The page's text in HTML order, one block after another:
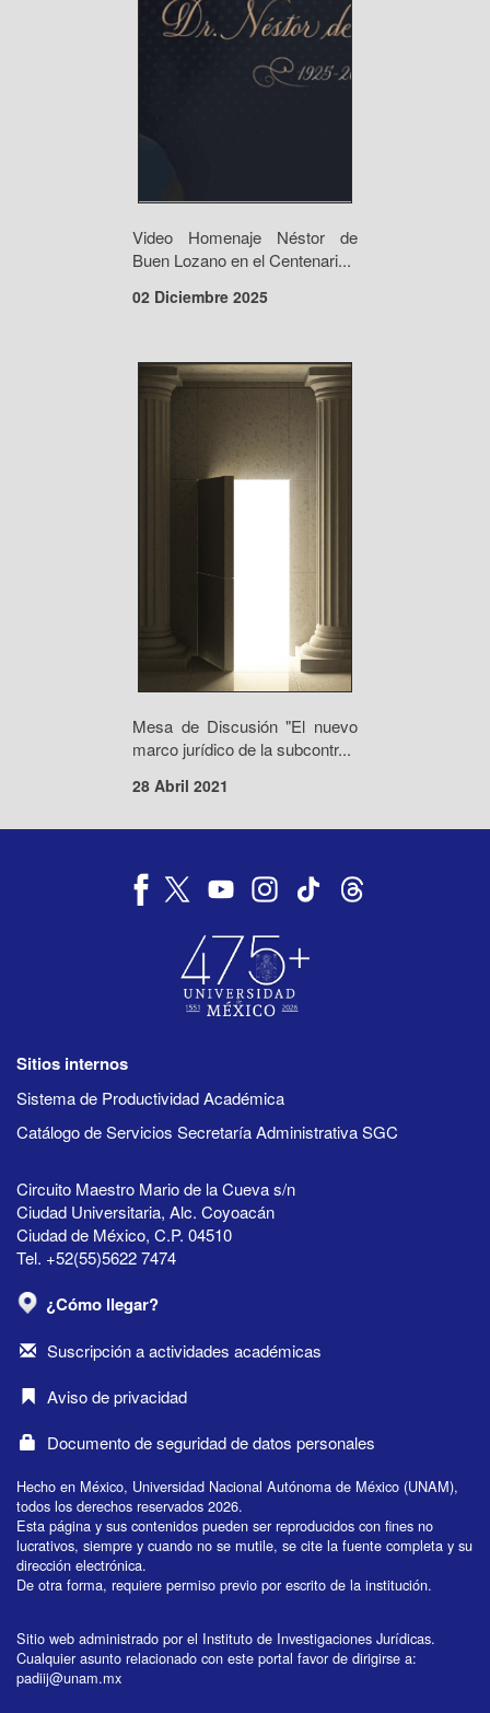
Video Homenaje Néstor de
Buen Lozano en el Centenari...
02 Diciembre 2025
Mesa de Discusión "El nuevo
marco jurídico de la subcontr...
28 Abril 2021
Sitios internos
Sistema de Productividad Académica
Catálogo de Servicios Secretaría Administrativa SGC
Circuito Maestro Mario de la Cueva s/n
Ciudad Universitaria, Alc. Coyoacán
Ciudad de México, C.P. 04510
Tel. +52(55)5622 7474
¿Cómo llegar?
Suscripción a actividades académicas
Aviso de privacidad
Documento de seguridad de datos personales
Hecho en México, Universidad Nacional Autónoma de México (UNAM),
todos los derechos reservados 2026.
Esta página y sus contenidos pueden ser reproducidos con fines no
lucrativos, siempre y cuando no se mutile, se cite la fuente completa y su
dirección electrónica.
De otra forma, requiere permiso previo por escrito de la institución.
Sitio web administrado por el Instituto de Investigaciones Jurídicas.
Cualquier asunto relacionado con este portal favor de dirigirse a:
padiij@unam.mx